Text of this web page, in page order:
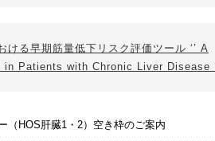
る早期筋量低下リスク評価ツール ‘’ A
Patients with Chronic Liver Disease
HOS肝臓1・2）空き枠のご案内